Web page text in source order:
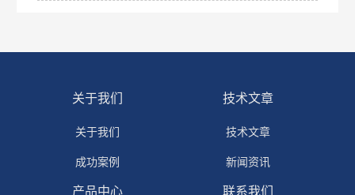
关于我们
关于我们
成功案例
技术文章
技术文章
新闻资讯
产品中心 联系我们